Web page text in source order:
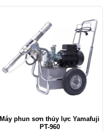
Máy phun sơn thủy lực Yamafuji
PT-960